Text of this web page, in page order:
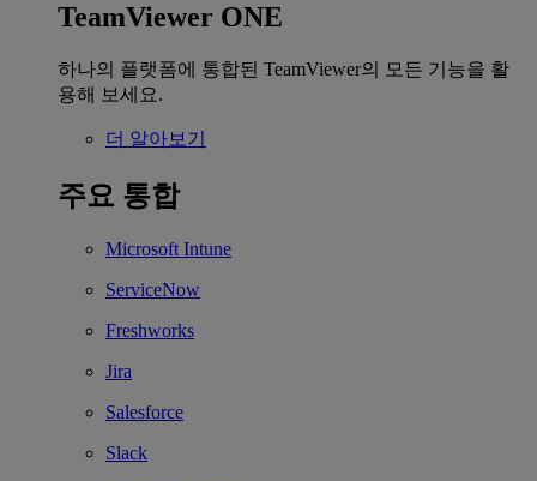
TeamViewer ONE
하나의 플랫폼에 통합된 TeamViewer의 모든 기능을 활
용해 보세요.
더 알아보기
주요 통합
Microsoft Intune
ServiceNow
Freshworks
Jira
Salesforce
Slack